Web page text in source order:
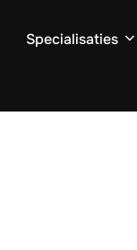
Specialisaties